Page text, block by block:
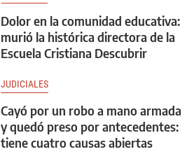
Dolor en la comunidad educativa:
murió la histórica directora de la
Escuela Cristiana Descubrir
JUDICIALES
Cayó por un robo a mano armada
y quedó preso por antecedentes:
tiene cuatro causas abiertas